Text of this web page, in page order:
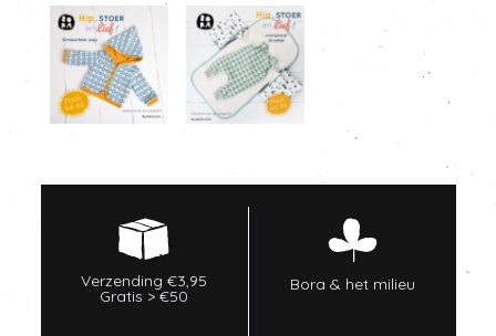
Verzending €3,95
Gratis > €50
Bora & het milieu